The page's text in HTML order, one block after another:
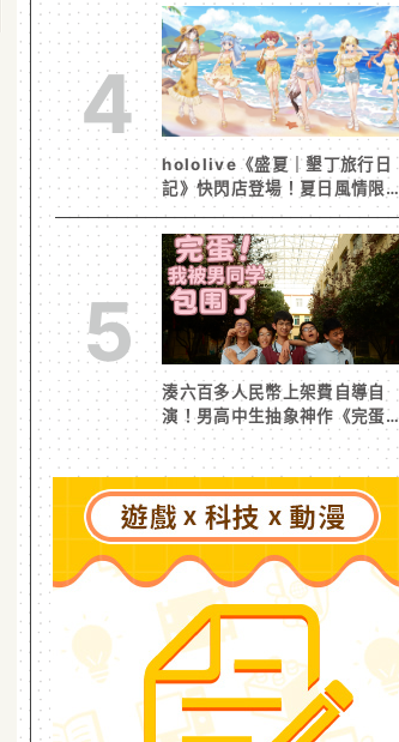
4
hololive《盛夏｜墾丁旅行日
記》快閃店登場！夏日風情限定
周邊首度公開
5
湊六百多人民幣上架費自導自
演！男高中生抽象神作《完蛋！
我被男同學包圍了》突然爆紅